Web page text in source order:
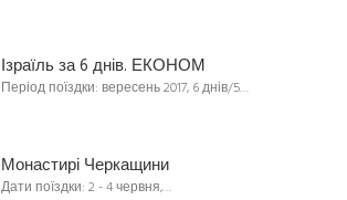
Ізраїль за 6 днів. ЕКОНОМ
Період поїздки: вересень 2017, 6 днів/5…
Монастирі Черкащини
Дати поїздки: 2 - 4 червня,…